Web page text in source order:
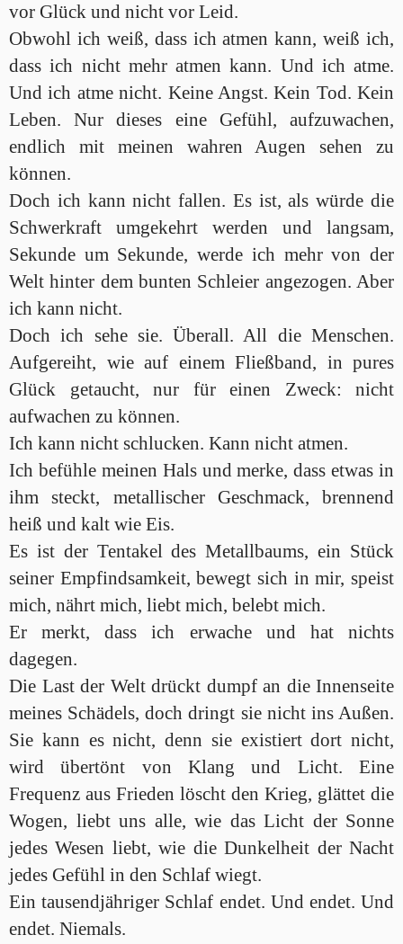
vor Glück und nicht vor Leid.
Obwohl ich weiß, dass ich atmen kann, weiß ich,
dass ich nicht mehr atmen kann. Und ich atme.
Und ich atme nicht. Keine Angst. Kein Tod. Kein
Leben. Nur dieses eine Gefühl, aufzuwachen,
endlich mit meinen wahren Augen sehen zu
können.
Doch ich kann nicht fallen. Es ist, als würde die
Schwerkraft umgekehrt werden und langsam,
Sekunde um Sekunde, werde ich mehr von der
Welt hinter dem bunten Schleier angezogen. Aber
ich kann nicht.
Doch ich sehe sie. Überall. All die Menschen.
Aufgereiht, wie auf einem Fließband, in pures
Glück getaucht, nur für einen Zweck: nicht
aufwachen zu können.
Ich kann nicht schlucken. Kann nicht atmen.
Ich befühle meinen Hals und merke, dass etwas in
ihm steckt, metallischer Geschmack, brennend
heiß und kalt wie Eis.
Es ist der Tentakel des Metallbaums, ein Stück
seiner Empfindsamkeit, bewegt sich in mir, speist
mich, nährt mich, liebt mich, belebt mich.
Er merkt, dass ich erwache und hat nichts
dagegen.
Die Last der Welt drückt dumpf an die Innenseite
meines Schädels, doch dringt sie nicht ins Außen.
Sie kann es nicht, denn sie existiert dort nicht,
wird übertönt von Klang und Licht. Eine
Frequenz aus Frieden löscht den Krieg, glättet die
Wogen, liebt uns alle, wie das Licht der Sonne
jedes Wesen liebt, wie die Dunkelheit der Nacht
jedes Gefühl in den Schlaf wiegt.
Ein tausendjähriger Schlaf endet. Und endet. Und
endet. Niemals.